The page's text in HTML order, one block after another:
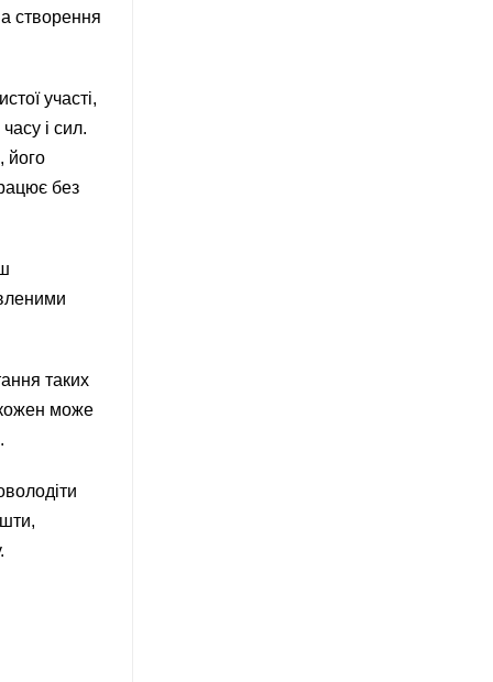
створення
участі,
і сил.
його
без
таких
кожен може